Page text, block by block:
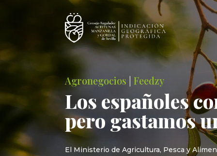
Agronegocios |Feedzy
Los españoles
pero gastamos
El Ministerio de Agricultura, Pesca y